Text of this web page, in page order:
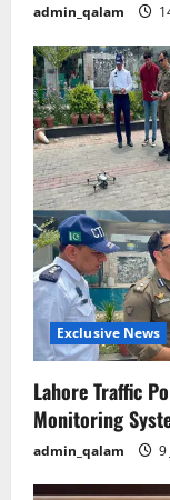
admin_qalam
Exclusive News
Lahore Traffic
Monitoring
admin_qalam 9